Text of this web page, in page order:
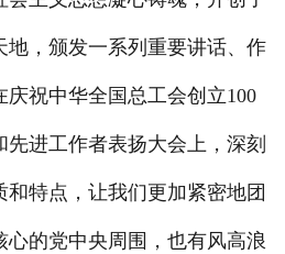
地，颁发一系列重要讲话、作
祝中华全国总工会创立100
进工作者表扬大会上，深刻
和特点，让我们更加紧密地团
心的党中央周围，也有风高浪